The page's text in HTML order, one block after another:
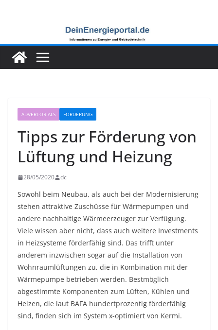
ADVERTORIALS FÖRDERUNG
Tipps zur Förderung von
Lüftung und Heizung
28/05/2020 dc
Sowohl beim Neubau, als auch bei der Modernisierung
stehen attraktive Zuschüsse für Wärmepumpen und
andere nachhaltige Wärmeerzeuger zur Verfügung.
Viele wissen aber nicht, dass auch weitere Investments
in Heizsysteme förderfähig sind. Das trifft unter
anderem inzwischen sogar auf die Installation von
Wohnraumlüftungen zu, die in Kombination mit der
Wärmepumpe betrieben werden. Bestmöglich
abgestimmte Komponenten zum Lüften, Kühlen und
Heizen, die laut BAFA hundertprozentig förderfähig
sind, finden sich im System x-optimiert von Kermi.